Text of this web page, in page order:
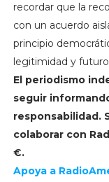
recordar que la
con un acuerdo
principio
legitimidad y
El periodismo
seguir
responsabilidad.
colaborar con
€.
Apoya a